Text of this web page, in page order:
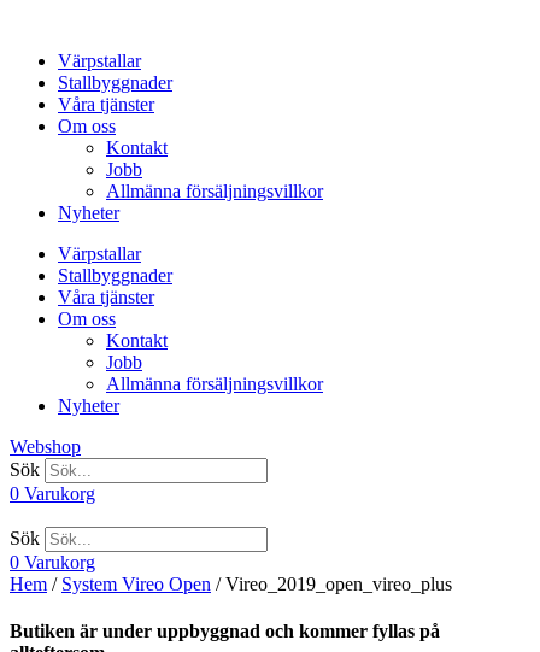
innehållVärpstallar
Stallbyggnader
Våra tjänster
Om oss
Kontakt
Jobb
Allmänna försäljningsvillkor
Nyheter
Värpstallar
Stallbyggnader
Våra tjänster
Om oss
Kontakt
Jobb
Allmänna försäljningsvillkor
Nyheter
Webshop
Sök
0 Varukorg
Sök
0 Varukorg
Hem / System Vireo Open / Vireo_2019_open_vireo_plus
Butiken är under uppbyggnad och kommer fyllas på